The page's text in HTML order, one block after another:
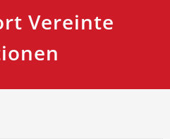
Helfen
Vereinte